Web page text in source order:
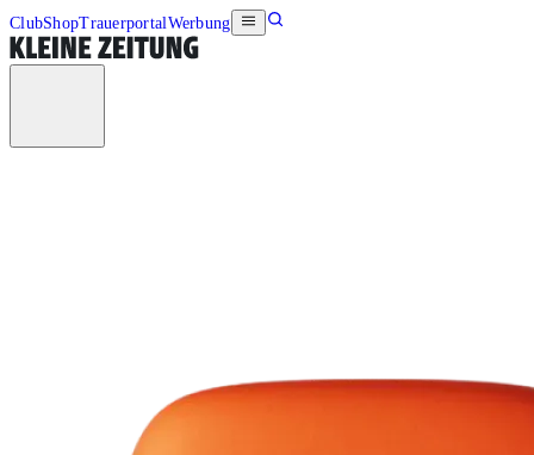
ClubShopTrauerportalWerbung